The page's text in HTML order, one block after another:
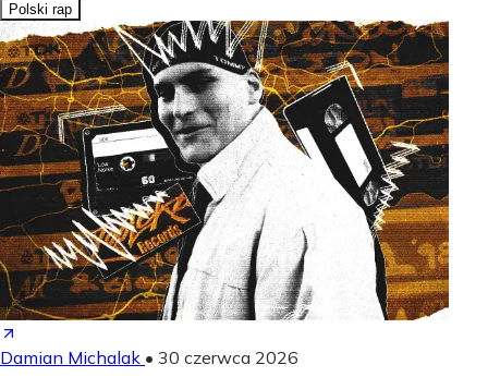
Polski rap
Damian Michalak • 30 czerwca 2026